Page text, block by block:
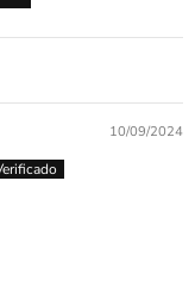
10/09/2024